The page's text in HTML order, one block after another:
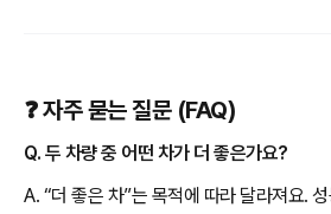
❓ 자주 묻는 질문 (FAQ)
Q. 두 차량 중 어떤 차가 더 좋은가요?
A. “더 좋은 차”는 목적에 따라 달라져요.